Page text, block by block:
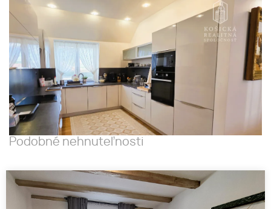
Podobné nehnuteľnosti